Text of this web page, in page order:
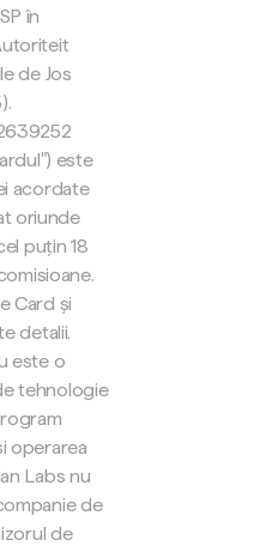
în
de Jos
este
acordate
oriunde
puțin 18
Card și
detalii.
este o
tehnologie
operarea
Labs nu
de
de